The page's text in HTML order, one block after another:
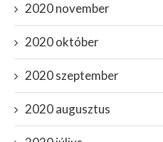
2020 november
2020 október
2020 szeptember
2020 augusztus